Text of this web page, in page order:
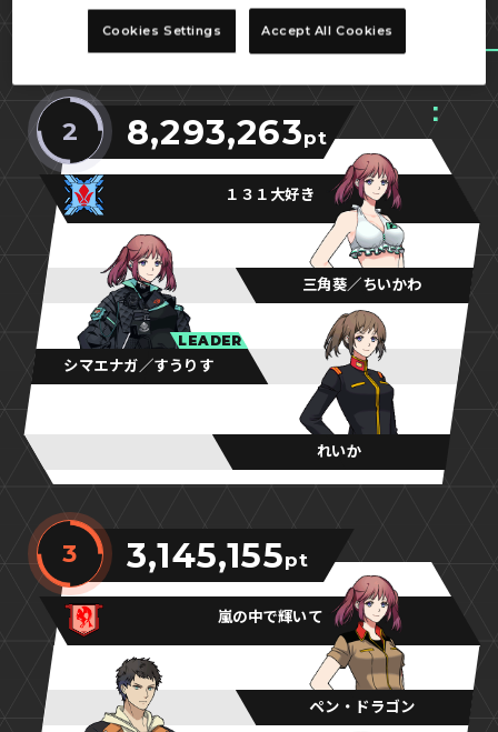
レーヴェ
2 8,293,263pt
１３１大好き
三角葵／ちいかわ
LEADER
シマエナガ／すうりす
れいか
3 3,145,155pt
嵐の中で輝いて
ペン・ドラゴン
Cookies Settings Accept All Cookies